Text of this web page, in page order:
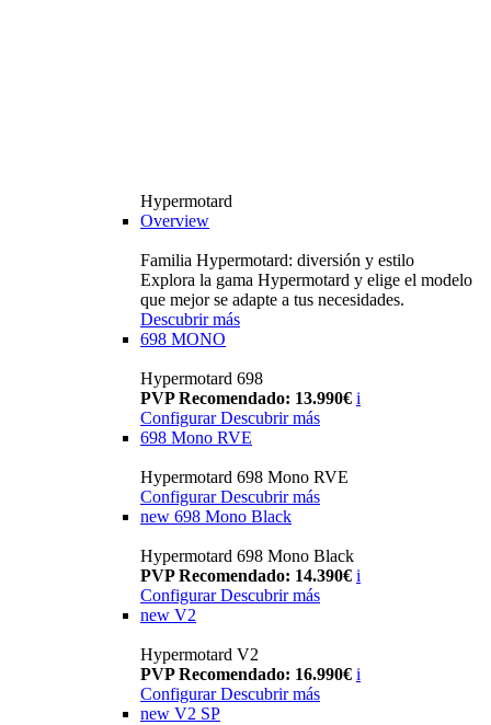
Hypermotard
Overview
Familia Hypermotard: diversión y estilo
Explora la gama Hypermotard y elige el modelo
que mejor se adapte a tus necesidades.
Descubrir más
698 MONO
Hypermotard 698
PVP Recomendado: 13.990€ i
ConfigurarDescubrir más
698 Mono RVE
Hypermotard 698 Mono RVE
Configurar Descubrir más
new 698 Mono Black
Hypermotard 698 Mono Black
PVP Recomendado: 14.390€ i
Configurar Descubrir más
new V2
Hypermotard V2
PVP Recomendado: 16.990€ i
Configurar Descubrir más
new V2 SP